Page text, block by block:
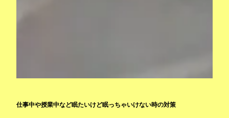
仕事中や授業中など眠たいけど眠っちゃいけない時の対策